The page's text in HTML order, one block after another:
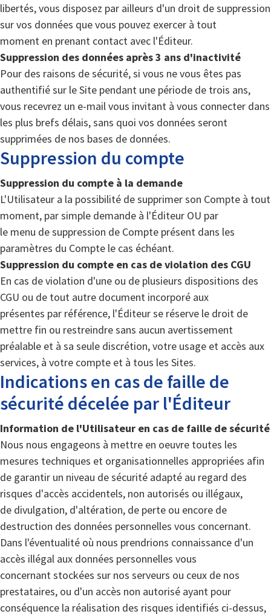
libertés, vous disposez par ailleurs d'un droit de suppression
sur vos données que vous pouvez exercer à tout
moment en prenant contact avec l'Éditeur.
Suppression des données après 3 ans d'inactivité
Pour des raisons de sécurité, si vous ne vous êtes pas
authentifié sur le Site pendant une période de trois ans,
vous recevrez un e-mail vous invitant à vous connecter dans
les plus brefs délais, sans quoi vos données seront
supprimées de nos bases de données.
Suppression du compte
Suppression du compte à la demande
L'Utilisateur a la possibilité de supprimer son Compte à tout
moment, par simple demande à l'Éditeur OU par
le menu de suppression de Compte présent dans les
paramètres du Compte le cas échéant.
Suppression du compte en cas de violation des CGU
En cas de violation d'une ou de plusieurs dispositions des
CGU ou de tout autre document incorporé aux
présentes par référence, l'Éditeur se réserve le droit de
mettre fin ou restreindre sans aucun avertissement
préalable et à sa seule discrétion, votre usage et accès aux
services, à votre compte et à tous les Sites.
Indications en cas de faille de
sécurité décelée par l'Éditeur
Information de l'Utilisateur en cas de faille de sécurité
Nous nous engageons à mettre en oeuvre toutes les
mesures techniques et organisationnelles appropriées afin
de garantir un niveau de sécurité adapté au regard des
risques d'accès accidentels, non autorisés ou illégaux,
de divulgation, d'altération, de perte ou encore de
destruction des données personnelles vous concernant.
Dans l'éventualité où nous prendrions connaissance d'un
accès illégal aux données personnelles vous
concernant stockées sur nos serveurs ou ceux de nos
prestataires, ou d'un accès non autorisé ayant pour
conséquence la réalisation des risques identifiés ci-dessus,